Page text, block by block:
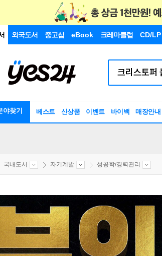
외국도서 중고샵 eBook 크레마클럽 CD/LP
야찾기 베스트 신상품 이벤트 바이백 매장안내
국내도서 자기계발 성공학/경력관리